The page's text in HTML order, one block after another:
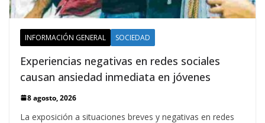
INFORMACIÓN GENERAL SOCIEDAD
Experiencias negativas en redes sociales
causan ansiedad inmediata en jóvenes
8 agosto, 2026
La exposición a situaciones breves y negativas en redes